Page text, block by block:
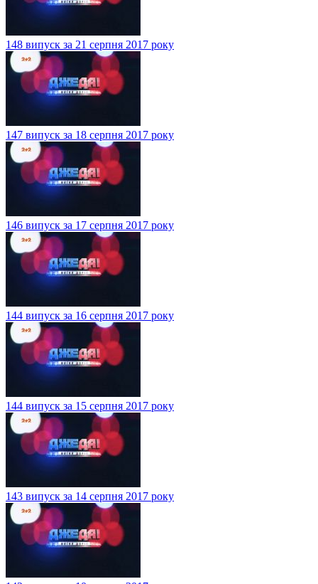
148 випуск за 21 серпня 2017 року
147 випуск за 18 серпня 2017 року
146 випуск за 17 серпня 2017 року
144 випуск за 16 серпня 2017 року
144 випуск за 15 серпня 2017 року
143 випуск за 14 серпня 2017 року